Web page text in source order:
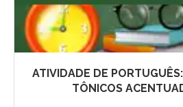
ATIVIDADE DE
TÔNICOS